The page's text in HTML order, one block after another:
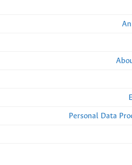
Personal Data